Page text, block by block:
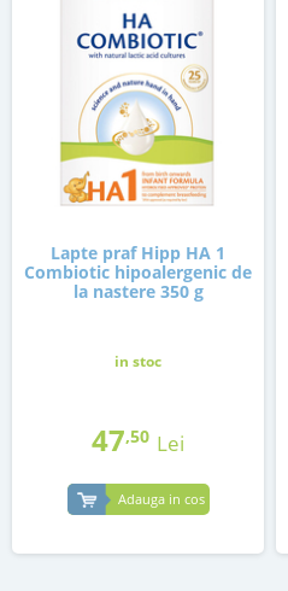
Lapte praf Hipp HA 1
Combiotic hipoalergenic de
la nastere 350 g
in stoc
47,50 Lei
Adauga in cos